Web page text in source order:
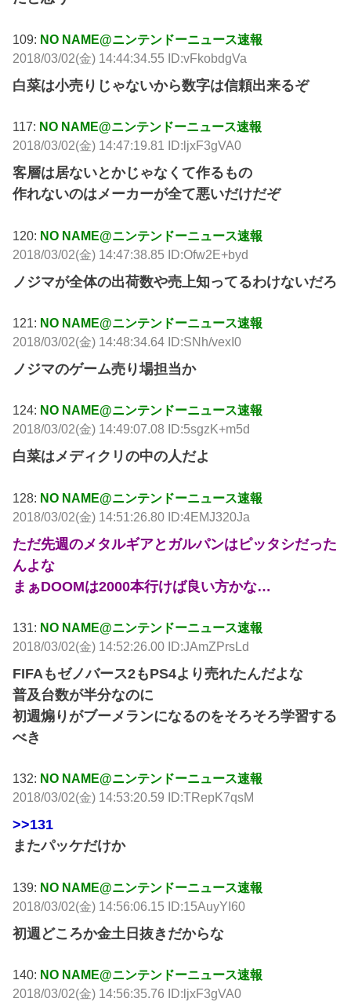
109: NO NAME@ニンテンドーニュース速報
2018/03/02(金) 14:44:34.55 ID:vFkobdgVa
白菜は小売りじゃないから数字は信頼出来るぞ
117: NO NAME@ニンテンドーニュース速報
2018/03/02(金) 14:47:19.81 ID:ljxF3gVA0
客層は居ないとかじゃなくて作るもの
作れないのはメーカーが全て悪いだけだぞ
120: NO NAME@ニンテンドーニュース速報
2018/03/02(金) 14:47:38.85 ID:Ofw2E+byd
ノジマが全体の出荷数や売上知ってるわけないだろ
121: NO NAME@ニンテンドーニュース速報
2018/03/02(金) 14:48:34.64 ID:SNh/vexI0
ノジマのゲーム売り場担当か
124: NO NAME@ニンテンドーニュース速報
2018/03/02(金) 14:49:07.08 ID:5sgzK+m5d
白菜はメディクリの中の人だよ
128: NO NAME@ニンテンドーニュース速報
2018/03/02(金) 14:51:26.80 ID:4EMJ320Ja
ただ先週のメタルギアとガルパンはピッタシだった
んよな
まぁDOOMは2000本行けば良い方かな…
131: NO NAME@ニンテンドーニュース速報
2018/03/02(金) 14:52:26.00 ID:JAmZPrsLd
FIFAもゼノバース2もPS4より売れたんだよな
普及台数が半分なのに
初週煽りがブーメランになるのをそろそろ学習する
べき
132: NO NAME@ニンテンドーニュース速報
2018/03/02(金) 14:53:20.59 ID:TRepK7qsM
>>131
またパッケだけか
139: NO NAME@ニンテンドーニュース速報
2018/03/02(金) 14:56:06.15 ID:15AuyYI60
初週どころか金土日抜きだからな
140: NO NAME@ニンテンドーニュース速報
2018/03/02(金) 14:56:35.76 ID:ljxF3gVA0